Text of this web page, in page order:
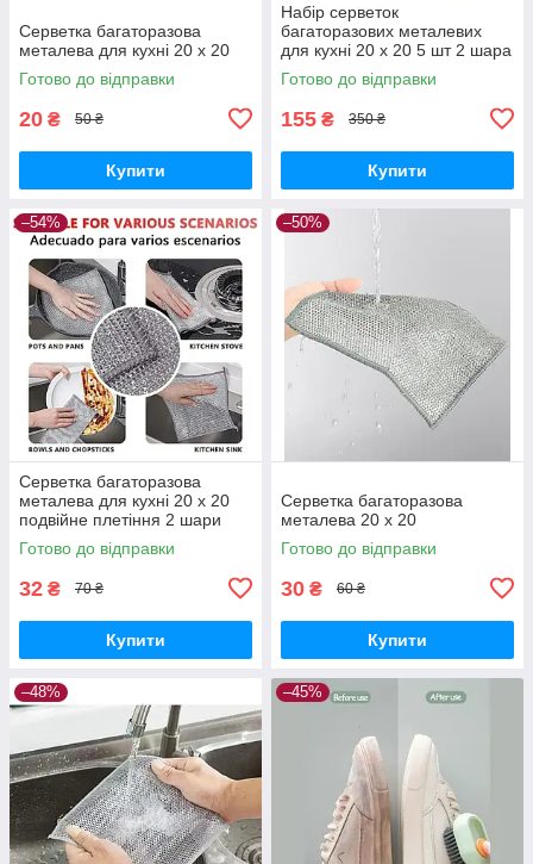
Серветка багаторазова
металева для кухні 20 х 20
Готово до відправки
20 ₴ 50 ₴
Купити
Набір серветок
багаторазових металевих
для кухні 20 х 20 5 шт 2 шара
Готово до відправки
155 ₴ 350 ₴
Купити
–54%
Серветка багаторазова
металева для кухні 20 х 20
подвійне плетіння 2 шари
Готово до відправки
32 ₴ 70 ₴
Купити
–50%
Серветка багаторазова
металева 20 х 20
Готово до відправки
30 ₴ 60 ₴
Купити
–48% –45%